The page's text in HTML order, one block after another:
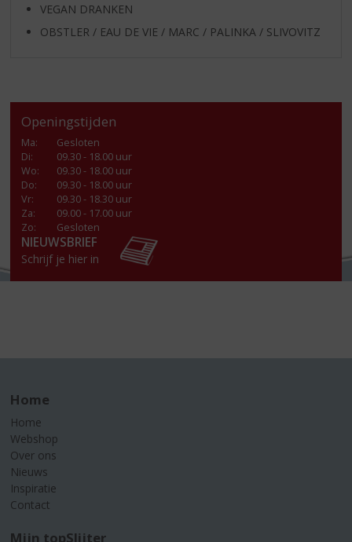
VEGAN DRANKEN
OBSTLER / EAU DE VIE / MARC / PALINKA / SLIVOVITZ
Openingstijden
Ma:
Gesloten
Di:
09.30 - 18.00 uur
Wo:
09.30 - 18.00 uur
Do:
09.30 - 18.00 uur
Vr:
09.30 - 18.30 uur
Za:
09.00 - 17.00 uur
Zo:
Gesloten
NIEUWSBRIEF
Schrijf je hier in
Home
Home
Webshop
Over ons
Nieuws
Inspiratie
Contact
Mijn topSlijter